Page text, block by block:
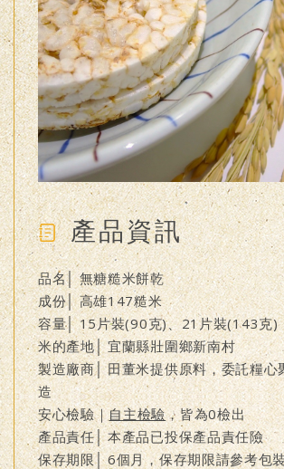
產品資訊
品名│ 無糖糙米餅乾
成份│ 高雄147糙米
容量│ 15片裝(90克)、21片裝(143克)
米的產地│ 宜蘭縣壯圍鄉新南村
製造廠商│ 田董米提供原料，委託糧心
造
安心檢驗｜自主檢驗，皆為0檢出
產品責任│ 本產品已投保產品責任險
保存期限│ 6個月，保存期限請參考包